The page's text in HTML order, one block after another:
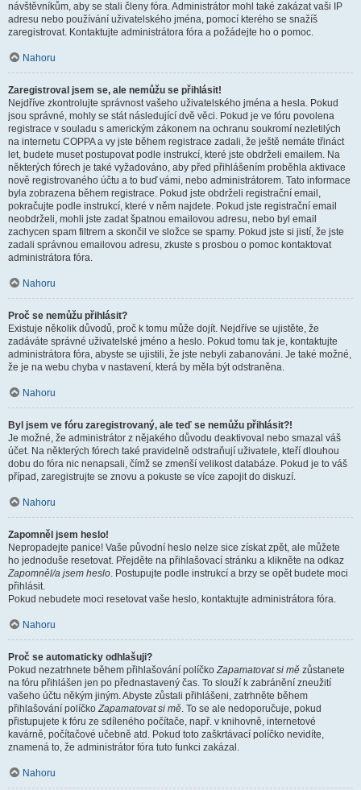
návštěvníkům, aby se stali členy fóra. Administrátor mohl také zakázat vaši IP
adresu nebo používání uživatelského jména, pomocí kterého se snažíš
zaregistrovat. Kontaktujte administrátora fóra a požádejte ho o pomoc.
Nahoru
Zaregistroval jsem se, ale nemůžu se přihlásit!
Nejdříve zkontrolujte správnost vašeho uživatelského jména a hesla. Pokud
jsou správné, mohly se stát následující dvě věci. Pokud je ve fóru povolena
registrace v souladu s americkým zákonem na ochranu soukromí nezletilých
na internetu COPPA a vy jste během registrace zadali, že ještě nemáte třináct
let, budete muset postupovat podle instrukcí, které jste obdrželi emailem. Na
některých fórech je také vyžadováno, aby před přihlášením proběhla aktivace
nově registrovaného účtu a to buď vámi, nebo administrátorem. Tato informace
byla zobrazena během registrace. Pokud jste obdrželi registrační email,
pokračujte podle instrukcí, které v něm najdete. Pokud jste registrační email
neobdrželi, mohli jste zadat špatnou emailovou adresu, nebo byl email
zachycen spam filtrem a skončil ve složce se spamy. Pokud jste si jistí, že jste
zadali správnou emailovou adresu, zkuste s prosbou o pomoc kontaktovat
administrátora fóra.
Nahoru
Proč se nemůžu přihlásit?
Existuje několik důvodů, proč k tomu může dojít. Nejdříve se ujistěte, že
zadáváte správné uživatelské jméno a heslo. Pokud tomu tak je, kontaktujte
administrátora fóra, abyste se ujistili, že jste nebyli zabanováni. Je také možné,
že je na webu chyba v nastavení, která by měla být odstraněna.
Nahoru
Byl jsem ve fóru zaregistrovaný, ale teď se nemůžu přihlásit?!
Je možné, že administrátor z nějakého důvodu deaktivoval nebo smazal váš
účet. Na některých fórech také pravidelně odstraňují uživatele, kteří dlouhou
dobu do fóra nic nenapsali, čímž se zmenší velikost databáze. Pokud je to váš
případ, zaregistrujte se znovu a pokuste se více zapojit do diskuzí.
Nahoru
Zapomněl jsem heslo!
Nepropadejte panice! Vaše původní heslo nelze sice získat zpět, ale můžete
ho jednoduše resetovat. Přejděte na přihlašovací stránku a klikněte na odkaz
Zapomněl/a jsem heslo. Postupujte podle instrukcí a brzy se opět budete moci
přihlásit.
Pokud nebudete moci resetovat vaše heslo, kontaktujte administrátora fóra.
Nahoru
Proč se automaticky odhlašuji?
Pokud nezatrhnete během přihlašování políčkoZapamatovat si mě zůstanete
na fóru přihlášen jen po přednastavený čas. To slouží k zabránění zneužití
vašeho účtu někým jiným. Abyste zůstali přihlášeni, zatrhněte během
přihlašování políčkoZapamatovat si mě. To se ale nedoporučuje, pokud
přistupujete k fóru ze sdíleného počítače, např. v knihovně, internetové
kavárně, počítačové učebně atd. Pokud toto zaškrtávací políčko nevidíte,
znamená to, že administrátor fóra tuto funkci zakázal.
Nahoru